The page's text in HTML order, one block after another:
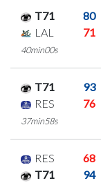
T71
80
LAL
71
40min00s
T71
93
RES
76
37min58s
RES
68
T71
94